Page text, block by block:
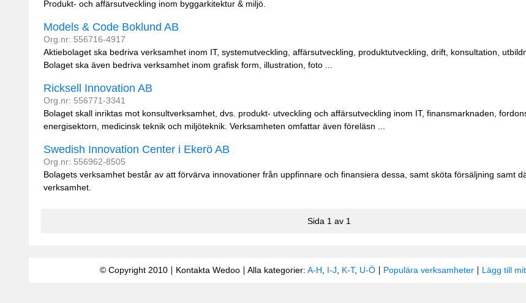
Produkt- och affärsutveckling inom byggarkitektur & miljö.
Models & Code Boklund AB
Org.nr: 556716-4917
Aktiebolaget ska bedriva verksamhet inom IT, systemutveckling, affärsutveckling, produktutveckling, drift, konsultation,
Bolaget ska även bedriva verksamhet inom grafisk form, illustration, foto ...
Ricksell Innovation AB
Org.nr: 556771-3341
Bolaget skall inriktas mot konsultverksamhet, dvs. produkt- utveckling och affärsutveckling inom IT, finansmarknaden,
energisektorn, medicinsk teknik och miljöteknik. Verksamheten omfattar även föreläsn ...
Swedish Innovation Center i Ekerö AB
Org.nr: 556962-8505
Bolagets verksamhet består av att förvärva innovationer från uppfinnare och finansiera dessa, samt sköta försäljning samt
verksamhet.
Sida 1 av 1
© Copyright 2010 Kontakta Wedoo Alla kategorier: A-H I-J K-T, U-Ö Populära verksamheter Lägg till